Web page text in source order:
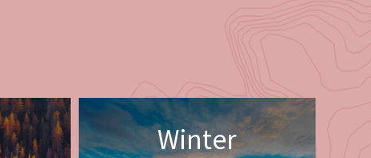
Winter